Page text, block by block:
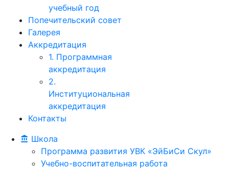
учебный год
Попечительский совет
Галерея
Аккредитация
1. Программная
аккредитация
2.
Институциональная
аккредитация
Контакты
Школа
Программа развития УВК «ЭйБиСи Скул»
Учебно-воспитательная работа